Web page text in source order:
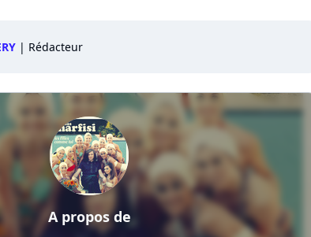
| Rédacteur
A propos de